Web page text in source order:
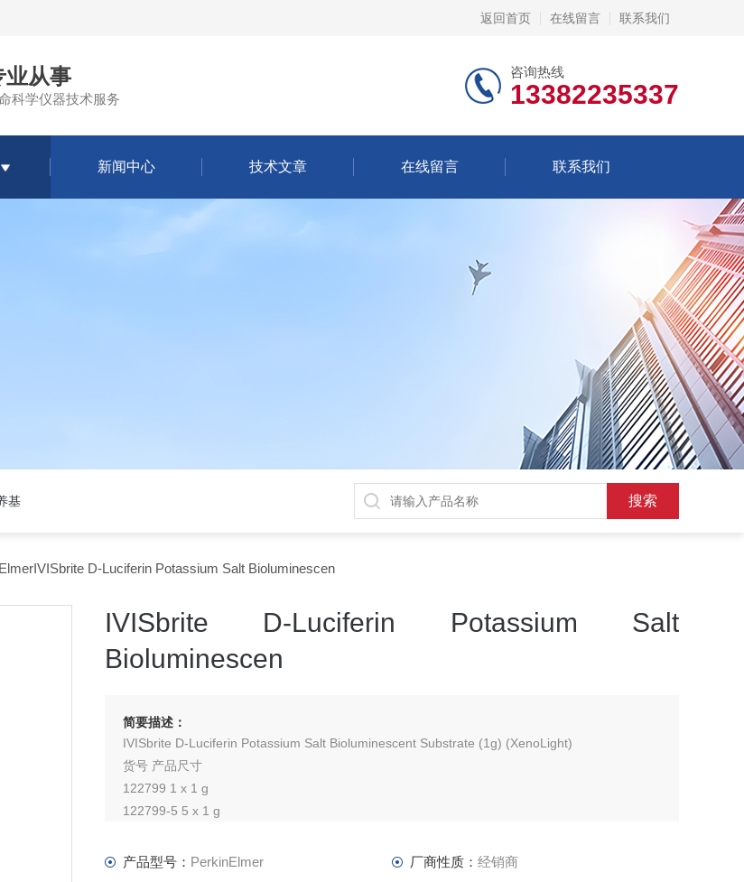
返回首页 在线留言 联系我们
业从事
科学仪器技术服务
咨询热线
13382235337
新闻中心 技术文章 在线留言 联系我们
基
D-Luciferin Potassium Salt Bioluminescen
IVISbrite D-Luciferin Potassium Salt
Bioluminescen
简要描述：
IVISbrite D-Luciferin Potassium Salt Bioluminescent Substrate (1g) (XenoLight)
货号 产品尺寸
122799 1 x 1 g
122799-5 5 x 1 g
产品型号： PerkinElmer 厂商性质： 经销商